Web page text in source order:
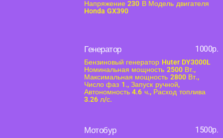
Напряжение 230 В Модель двигателя
Honda GX390
Генератор 1000р.
Бензиновый генератор Huter DY3000L
Номинальная мощность 2500 Вт.,
Максимальная мощность 2800 Вт.,
Число фаз 1., Запуск ручной,
Автономность 4.6 ч., Расход топлива
3.26 л/с.
Мотобур 1500р.